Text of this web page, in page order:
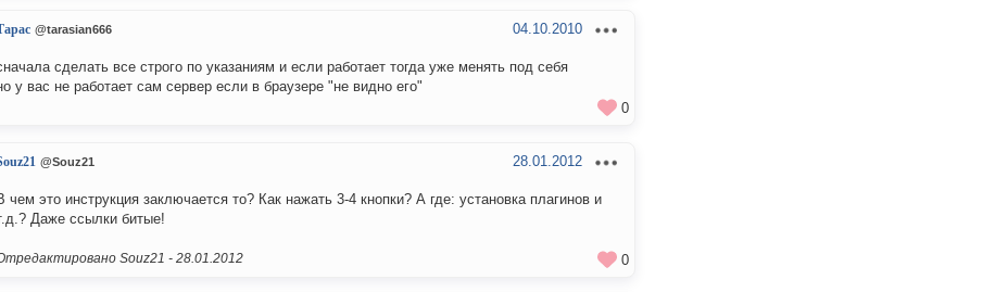
@tarasian666 04.10.2010
сделать все строго по указаниям и если работает тогда уже менять под себя
у вас не работает сам сервер если в браузере "не видно его"
0
@Souz21 28.01.2012
чем это инструкция заключается то? Как нажать 3-4 кнопки? А где: установка плагинов и
Даже ссылки битые!
Souz21 - 28.01.2012 0